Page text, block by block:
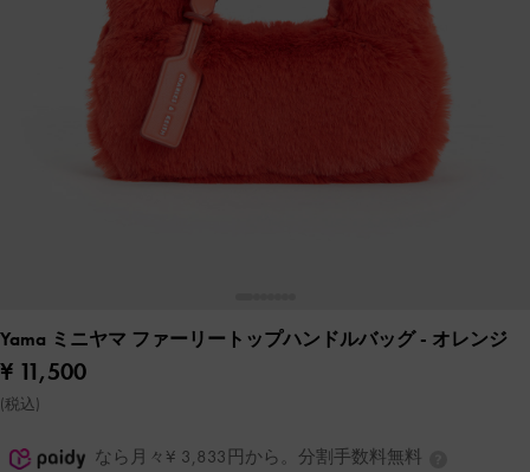
Yama ミニヤマ ファーリートップハンドルバッグ- オレンジ
¥ 11,500
(税込)
なら月々¥ 3,833円から。分割手数料無料